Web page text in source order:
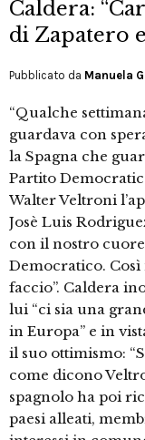
Caldera:
di Zapatero
Pubblicato da Manuela
“Qualche
guardava con
la Spagna che
Partito
Walter Veltroni
Josè Luis
con il nostro
Democratico. Così
faccio”. Caldera
lui “ci sia una
in Europa” e in
il suo ottimismo:
come dicono
spagnolo ha poi
paesi alleati,